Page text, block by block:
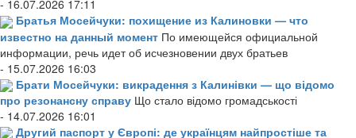
- 16.07.2026 17:11
Братья Мосейчуки: похищение из Калиновки — что
известно на данный момент По имеющейся официальной
информации, речь идет об исчезновении двух братьев
- 15.07.2026 16:03
Брати Мосейчуки: викрадення з Калинівки — що відомо
про резонансну справу Що стало відомо громадськості
- 14.07.2026 16:01
Другий паспорт у Європі: де українцям найпростіше та